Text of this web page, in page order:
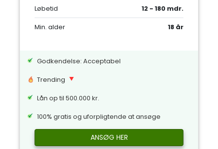
Løbetid
12 - 180 mdr.
Min. alder
18 år
Godkendelse: Acceptabel
Trending
Lån op til 500.000 kr.
100% gratis og uforpligtende at ansøge
ANSØG HER